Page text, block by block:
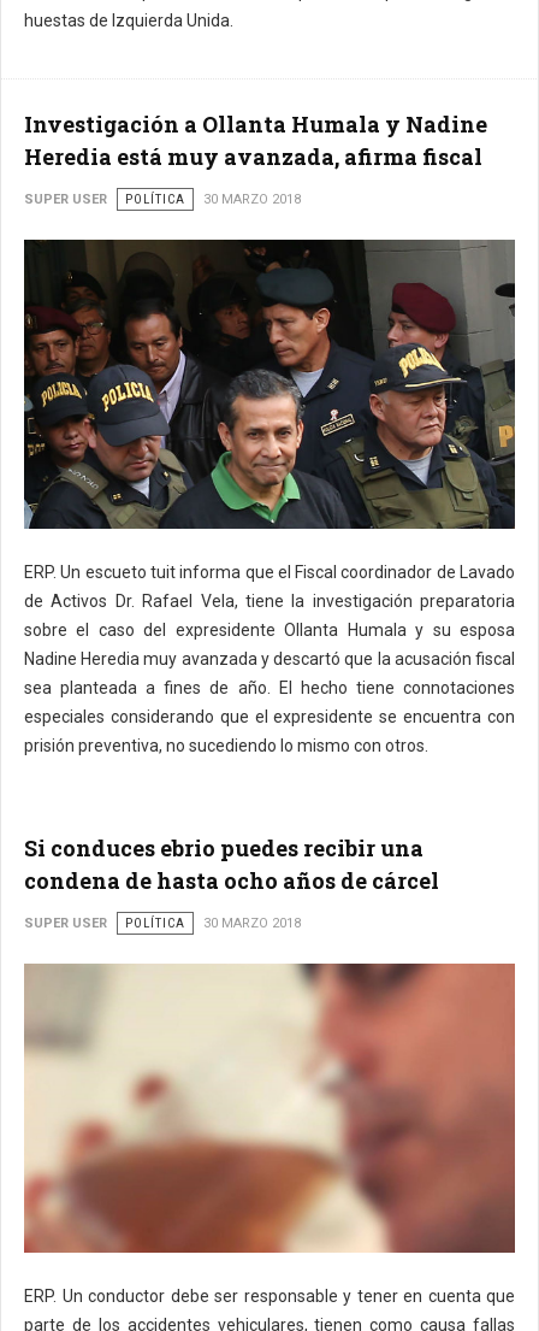
huestas de Izquierda Unida.
Investigación a Ollanta Humala y Nadine
Heredia está muy avanzada, afirma fiscal
SUPER USER POLÍTICA 30 MARZO 2018
ERP. Un escueto tuit informa que el Fiscal coordinador de Lavado
de Activos Dr. Rafael Vela, tiene la investigación preparatoria
sobre el caso del expresidente Ollanta Humala y su esposa
Nadine Heredia muy avanzada y descartó que la acusación fiscal
sea planteada a fines de año. El hecho tiene connotaciones
especiales considerando que el expresidente se encuentra con
prisión preventiva, no sucediendo lo mismo con otros.
Si conduces ebrio puedes recibir una
condena de hasta ocho años de cárcel
SUPER USER POLÍTICA 30 MARZO 2018
ERP. Un conductor debe ser responsable y tener en cuenta que
parte de los accidentes vehiculares, tienen como causa fallas